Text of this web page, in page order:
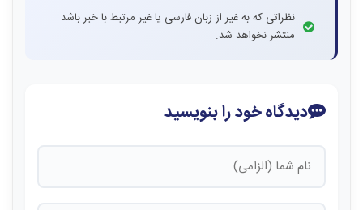
نظراتی که به غیر از زبان فارسی یا غیر مرتبط با خبر باشد
منتشر نخواهد شد.
دیدگاه خود را بنویسید